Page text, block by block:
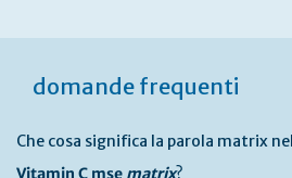
domande frequenti
Che cosa significa la parola matrix
Vitamin C mse matrix?